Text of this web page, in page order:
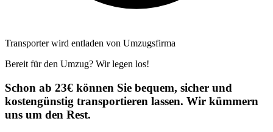
Transporter wird entladen von Umzugsfirma
Bereit für den Umzug? Wir legen los!
Schon ab 23€ können Sie bequem, sicher und
kostengünstig transportieren lassen. Wir kümmern
uns um den Rest.